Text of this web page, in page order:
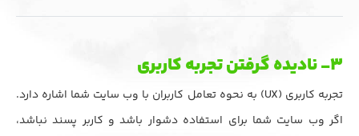
۳- نادیده گرفتن تجربه کاربری
تجربه کاربری (UX) به نحوه تعامل کاربران با وب سایت شما اشاره دارد.
اگر وب سایت شما برای استفاده دشوار باشد و کاربر پسند نباشد،